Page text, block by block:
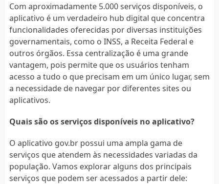
Com aproximadamente 5.000 serviços disponíveis, o
aplicativo é um verdadeiro hub digital que concentra
funcionalidades oferecidas por diversas instituições
governamentais, como o INSS, a Receita Federal e
outros órgãos. Essa centralização é uma grande
vantagem, pois permite que os usuários tenham
acesso a tudo o que precisam em um único lugar, sem
a necessidade de navegar por diferentes sites ou
aplicativos.
Quais são os serviços disponíveis no aplicativo?
O aplicativo gov.br possui uma ampla gama de
serviços que atendem às necessidades variadas da
população. Vamos explorar alguns dos principais
serviços que podem ser acessados a partir dele: